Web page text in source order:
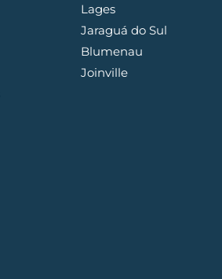
Lages
Jaraguá do Sul
Blumenau
Joinville